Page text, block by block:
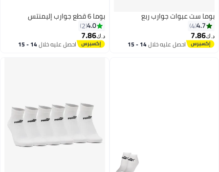
بوما ست عبوات جوارب ربع
4.7
4
د.ك‏7.86
احصل عليه خلال 14 - 15
3
بوما 6 قطع جوارب إليمنتس
4.0
2
د.ك‏7.86
احصل عليه خلال 14 - 15